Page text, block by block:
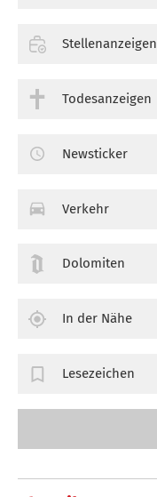
Stellenanzeigen
Todesanzeigen
Newsticker
Verkehr
Dolomiten
In der Nähe
Lesezeichen